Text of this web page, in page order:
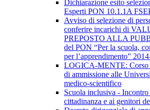
Dichiarazione esito
Esperti PON 10.1.1A
Avviso di selezione di
conferire incarichi di
PREPOSTO ALLA
del PON “Per la scuola,
per l’apprendimento”
LOGICA-MENTE: Corso
di ammissione alle
medico-scientifico
Scuola inclusiva -
cittadinanza e ai genitori